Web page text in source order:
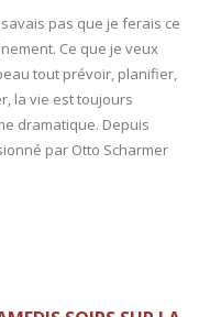
pas que je ferais ce
Ce que je veux
tout prévoir, planifier,
la vie est toujours
dramatique. Depuis
par Otto Scharmer